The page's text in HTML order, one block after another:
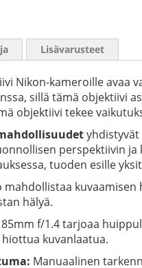
Nikon-kameroille avaa
sillä tämä objektiivi
objektiivi tekee
yhdistyvät
perspektiivin
tuoden esille
mahdollistaa
hälyä.
f/1.4 tarjoaa
kuvanlaatua.
Manuaalinen
Lisävarusteet